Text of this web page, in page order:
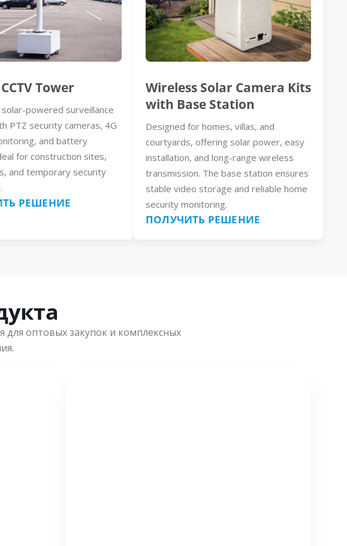
Tower
powered surveillance
PTZ security cameras, 4G
and battery
for construction sites,
and temporary security
РЕШЕНИЕ
Wireless Solar Camera Kits
with Base Station
Designed for homes, villas, and
courtyards, offering solar power, easy
installation, and long-range wireless
transmission. The base station ensures
stable video storage and reliable home
security monitoring.
ПОЛУЧИТЬ РЕШЕНИЕ
оптовых закупок и комплексных